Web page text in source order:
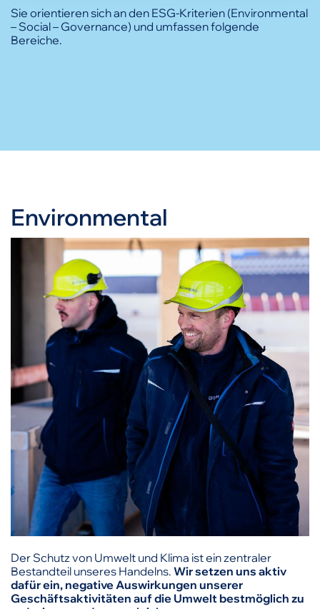
Sie orientieren sich an den ESG-Kriterien (Environmental
– Social – Governance) und umfassen folgende
Bereiche.
Environmental
Der Schutz von Umwelt und Klima ist ein zentraler
Bestandteil unseres Handelns. Wir setzen uns aktiv
dafür ein, negative Auswirkungen unserer
Geschäftsaktivitäten auf die Umwelt bestmöglich zu